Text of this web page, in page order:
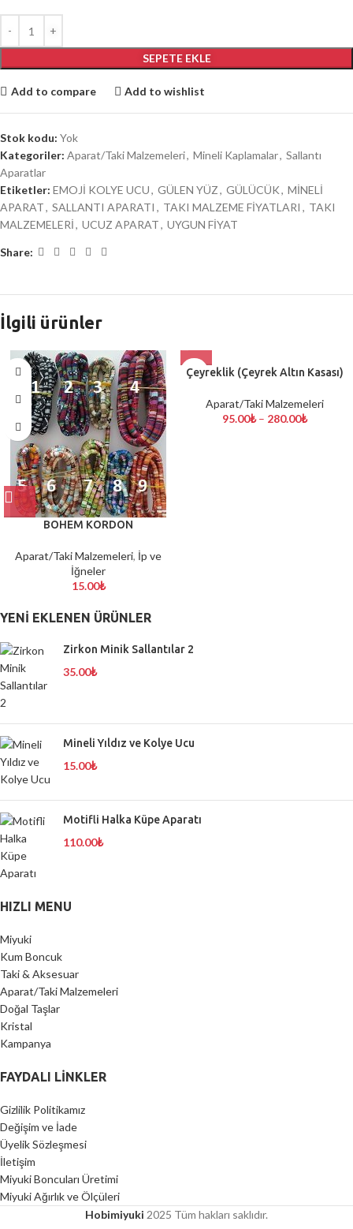
SEPETE EKLE
Add to compare Add to wishlist
Stok kodu: Yok
Kategoriler: Aparat/Taki Malzemeleri, Mineli Kaplamalar, Sallantı
Aparatlar
Etiketler: EMOJİ KOLYE UCU, GÜLEN YÜZ, GÜLÜCÜK, MİNELİ
APARAT, SALLANTI APARATI , TAKI MALZEME FİYATLARI , TAKI
MALZEMELERİ, UCUZ APARAT, UYGUN FİYAT
Share:
İlgili ürünler
BOHEM KORDON
Aparat/Taki Malzemeleri, İp ve
İğneler
15.00₺
Çeyreklik (Çeyrek Altın Kasası)
Aparat/Taki Malzemeleri
95.00₺ – 280.00₺
YENI EKLENEN ÜRÜNLER
Zirkon Minik Sallantılar 2
35.00₺
Mineli Yıldız ve Kolye Ucu
15.00₺
Motifli Halka Küpe Aparatı
110.00₺
HIZLI MENU
Miyuki
Kum Boncuk
Taki & Aksesuar
Aparat/Taki Malzemeleri
Doğal Taşlar
Kristal
Kampanya
FAYDALI LİNKLER
Gizlilik Politikamız
Değişim ve İade
Üyelik Sözleşmesi
İletişim
Miyuki Boncuları Üretimi
Miyuki Ağırlık ve Ölçüleri
Hobimiyuki 2025 Tüm hakları saklıdır.